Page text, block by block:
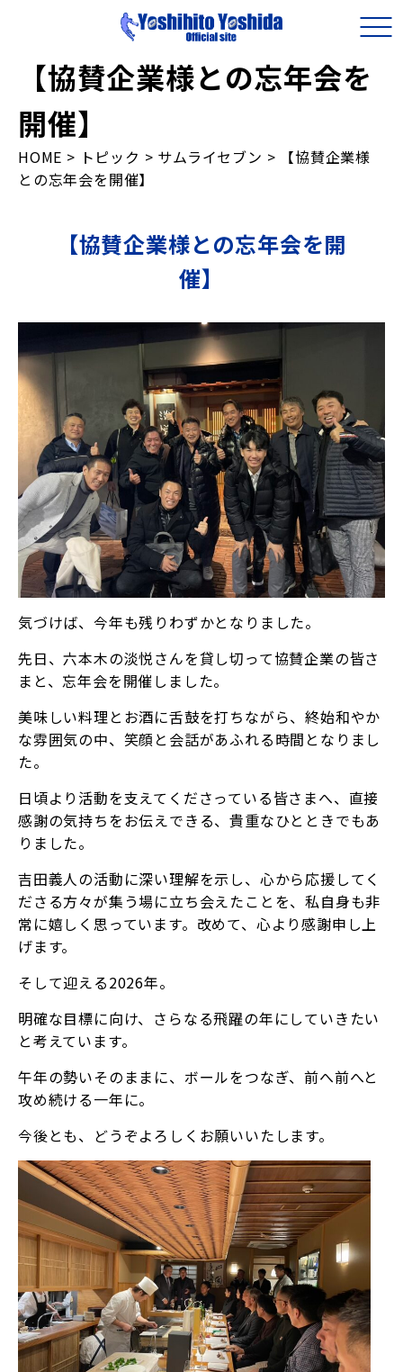
【協賛企業様との忘年会を
開催】
HOME > トピック > サムライセブン >
【協賛企業様
との忘年会を開催】
【協賛企業様との忘年会を開
催】
気づけば、今年も残りわずかとなりました。
先日、六本木の淡悦さんを貸し切って協賛企業の皆さ
まと、忘年会を開催しました。
美味しい料理とお酒に舌鼓を打ちながら、終始和やか
な雰囲気の中、笑顔と会話があふれる時間となりまし
た。
日頃より活動を支えてくださっている皆さまへ、直接
感謝の気持ちをお伝えできる、貴重なひとときでもあ
りました。
吉田義人の活動に深い理解を示し、心から応援してく
ださる方々が集う場に立ち会えたことを、私自身も非
常に嬉しく思っています。改めて、心より感謝申し上
げます。
そして迎える2026年。
明確な目標に向け、さらなる飛躍の年にしていきたい
と考えています。
午年の勢いそのままに、ボールをつなぎ、前へ前へと
攻め続ける一年に。
今後とも、どうぞよろしくお願いいたします。